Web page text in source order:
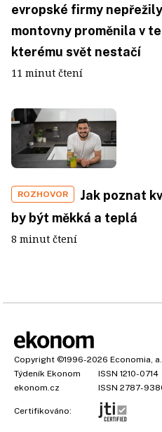
evropské firmy
montovny proměnila v
kterému svět nestačí
11 minut čtení
ROZHOVOR
Jak poznat
by být měkká a teplá
8 minut čtení
Copyright ©1996-2026 Economia,
Týdeník Ekonom
ISSN 1210-0714
ekonom.cz
ISSN 2787-
Certifikováno: